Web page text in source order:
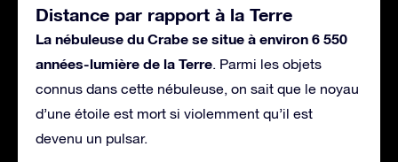
Distance par rapport à la Terre
La nébuleuse du Crabe se situe à environ 6 550
années-lumière de la Terre. Parmi les objets
connus dans cette nébuleuse, on sait que le noyau
d’une étoile est mort si violemment qu’il est
devenu un pulsar.